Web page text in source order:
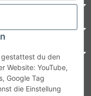
gestattest du den
Website: YouTube,
Google Tag
die Einstellung